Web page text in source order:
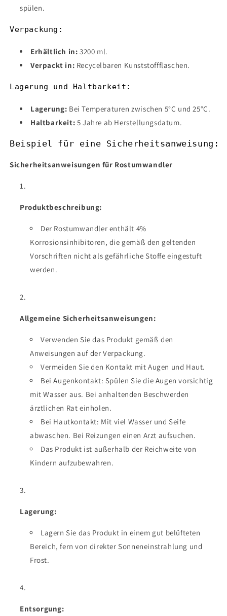
spülen.
Verpackung:
Erhältlich in: 3200 ml.
Verpackt in: Recycelbaren Kunststoffflaschen.
Lagerung und Haltbarkeit:
Lagerung: Bei Temperaturen zwischen 5°C und 25°C.
Haltbarkeit: 5 Jahre ab Herstellungsdatum.
Beispiel für eine Sicherheitsanweisung:
Sicherheitsanweisungen für Rostumwandler
Produktbeschreibung:
Der Rostumwandler enthält 4%
Korrosionsinhibitoren, die gemäß den geltenden
Vorschriften nicht als gefährliche Stoffe eingestuft
werden.
Allgemeine Sicherheitsanweisungen:
Verwenden Sie das Produkt gemäß den
Anweisungen auf der Verpackung.
Vermeiden Sie den Kontakt mit Augen und Haut.
Bei Augenkontakt: Spülen Sie die Augen vorsichtig
mit Wasser aus. Bei anhaltenden Beschwerden
ärztlichen Rat einholen.
Bei Hautkontakt: Mit viel Wasser und Seife
abwaschen. Bei Reizungen einen Arzt aufsuchen.
Das Produkt ist außerhalb der Reichweite von
Kindern aufzubewahren.
Lagerung:
Lagern Sie das Produkt in einem gut belüfteten
Bereich, fern von direkter Sonneneinstrahlung und
Frost.
Entsorgung: